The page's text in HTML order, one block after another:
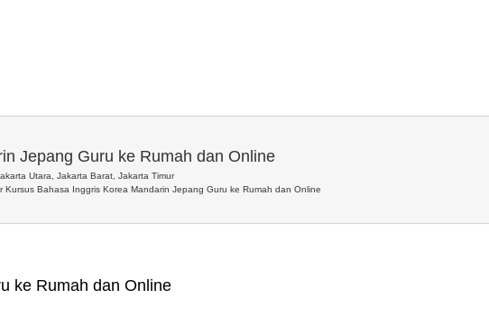
Jepang Guru ke Rumah dan Online
Utara, Jakarta Barat, Jakarta Timur
Kursus Bahasa Inggris Korea Mandarin Jepang Guru ke Rumah dan Online
ke Rumah dan Online